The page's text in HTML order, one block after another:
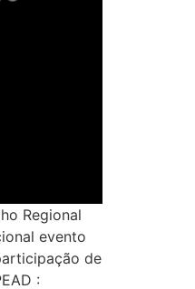
Regional
evento
de
: